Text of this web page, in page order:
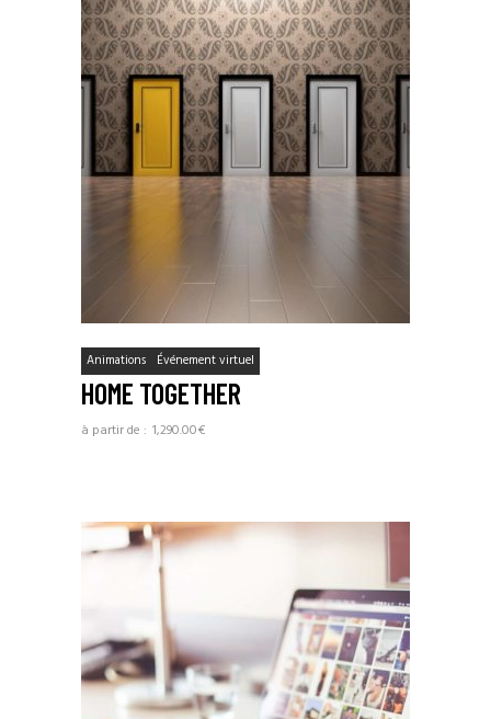
Animations Événement virtuel
HOME TOGETHER
1,290.00€